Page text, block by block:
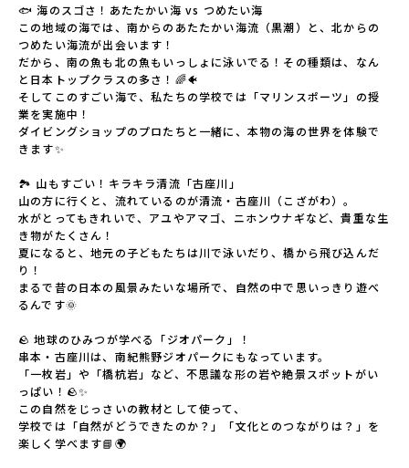
🐟 海のスゴさ！あたたかい海 vs つめたい海
この地域の海では、南からのあたたかい海流（黒潮）と、北からの
つめたい海流が出会います！
だから、南の魚も北の魚もいっしょに泳いでる！その種類は、なん
と日本トップクラスの多さ！🌈🐠
そしてこのすごい海で、私たちの学校では「マリンスポーツ」の授
業を実施中！
ダイビングショップのプロたちと一緒に、本物の海の世界を体験で
きます✨
🏞 山もすごい！キラキラ清流「古座川」
山の方に行くと、流れているのが清流・古座川（こざがわ）。
水がとってもきれいで、アユやアマゴ、ニホンウナギなど、貴重な生
き物がたくさん！
夏になると、地元の子どもたちは川で泳いだり、橋から飛び込んだ
り！
まるで昔の日本の風景みたいな場所で、自然の中で思いっきり遊べ
るんです🌞
🪨 地球のひみつが学べる「ジオパーク」！
串本・古座川は、南紀熊野ジオパークにもなっています。
「一枚岩」や「橋杭岩」など、不思議な形の岩や絶景スポットがい
っぱい！🪨✨
この自然をじっさいの教材として使って、
学校では「自然がどうできたのか？」「文化とのつながりは？」を
楽しく学べます📘🌍